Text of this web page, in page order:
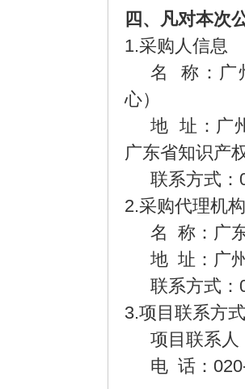
四、凡对本次
1.采购人信息
名
称：广
心）
地 址：广
广东省知识产
联系方式：
2.采购代理机
名
称：广
地 址：广
联系方式：
3.项目联系方式
项目联系人
电 话：